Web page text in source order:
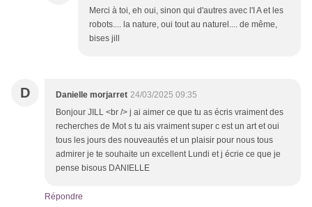
Merci à toi, eh oui, sinon qui d'autres avec l'I A et les
robots.... la nature, oui tout au naturel.... de même,
bises jill
D Danielle morjarret 24/03/2025 09:35
Bonjour JILL <br /> j ai aimer ce que tu as écris vraiment des
recherches de Mot s tu ais vraiment super c est un art et oui
tous les jours des nouveautés et un plaisir pour nous tous
admirer je te souhaite un excellent Lundi et j écrie ce que je
pense bisous DANIELLE
Répondre